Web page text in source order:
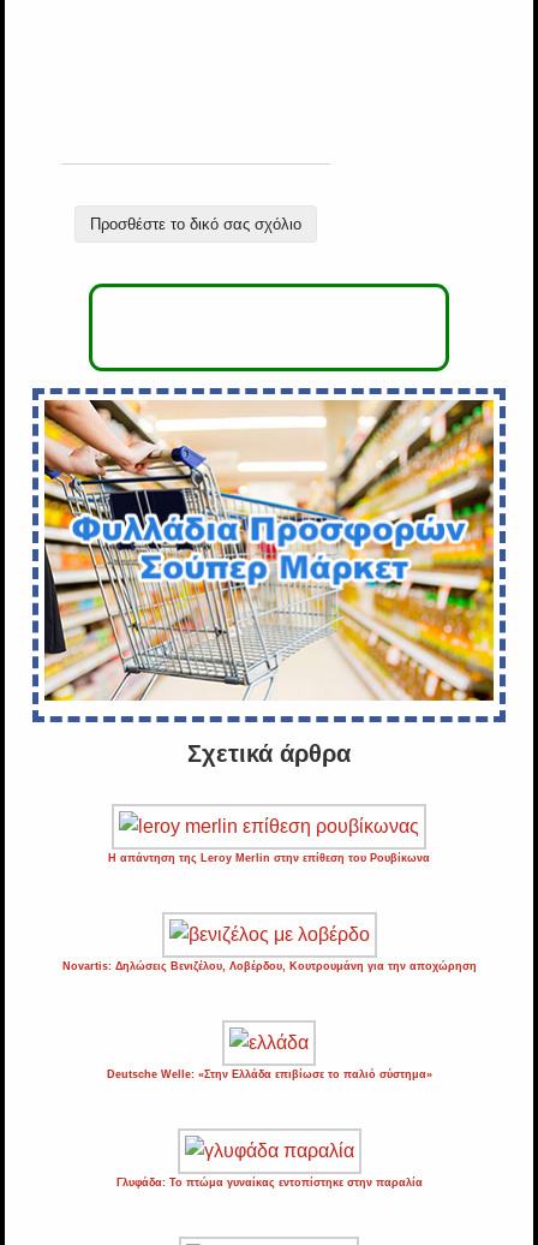
Προσθέστε το δικό σας σχόλιο
Σχετικά άρθρα
Η απάντηση της Leroy Merlin στην επίθεση του Ρουβίκωνα
Novartis: Δηλώσεις Βενιζέλου, Λοβέρδου, Κουτρουμάνη για την αποχώρηση
Deutsche Welle: «Στην Ελλάδα επιβίωσε το παλιό σύστημα»
Γλυφάδα: Το πτώμα γυναίκας εντοπίστηκε στην παραλία